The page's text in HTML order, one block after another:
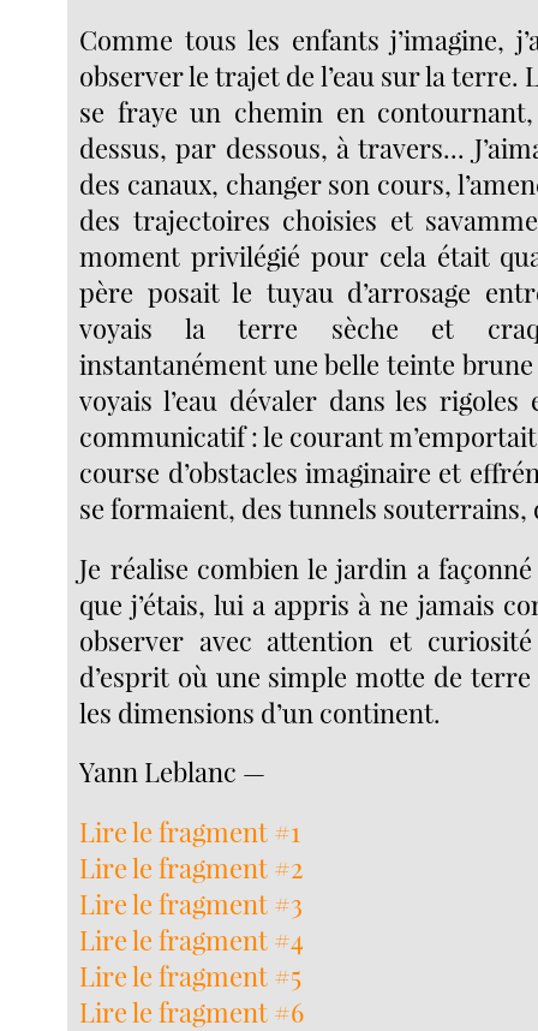
Comme tous les enfants j’imagine,
observer le trajet de l’eau sur la terre.
se fraye un chemin en
dessus, par dessous, à travers...
des canaux, changer son cours,
des trajectoires choisies et
moment privilégié pour cela était
père posait le tuyau d’arrosage
voyais la terre sèche et
instantanément une belle teinte
voyais l’eau dévaler dans les
communicatif : le courant
course d’obstacles imaginaire et
se formaient, des tunnels souterrains,
Je réalise combien le jardin a
que j’étais, lui a appris à ne jamais
observer avec attention et
d’esprit où une simple motte de
les dimensions d’un continent.
Yann Leblanc —
Lire le fragment #1
Lire le fragment #2
Lire le fragment #3
Lire le fragment #4
Lire le fragment #5
Lire le fragment #6